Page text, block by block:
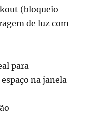
(bloqueio
de luz com
para
na janela